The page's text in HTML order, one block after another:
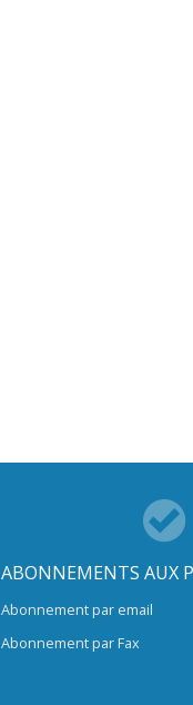
ABONNEMENTS AUX
Abonnement par email
Abonnement par Fax